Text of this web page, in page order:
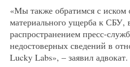
«Мы также обратимся с иском
материального ущерба к СБУ,
распространением пресс-
недостоверных сведений в
Lucky Labs», – заявил адвокат.